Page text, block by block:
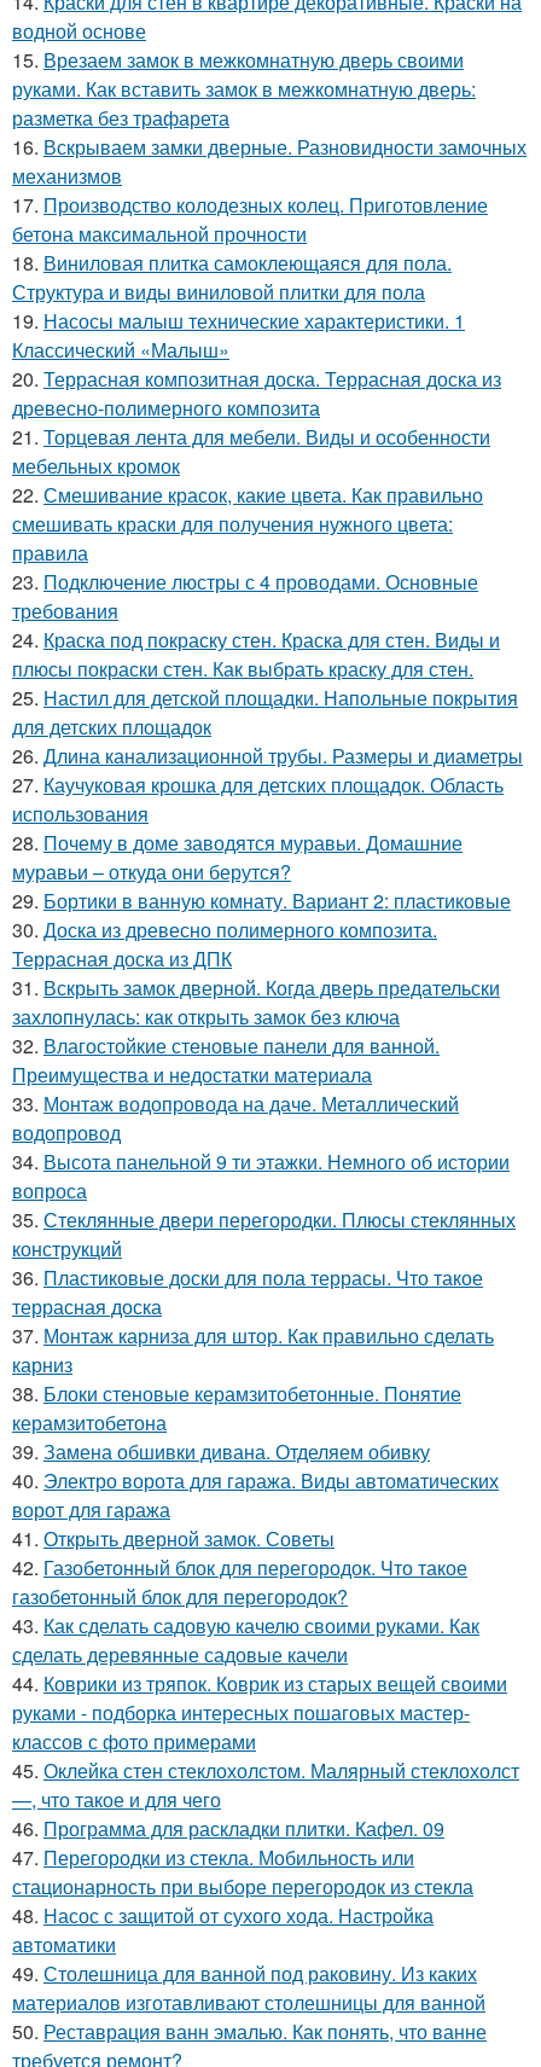
водной основе
15. Врезаем замок в межкомнатную дверь своими
руками. Как вставить замок в межкомнатную дверь:
разметка без трафарета
16. Вскрываем замки дверные. Разновидности замочных
механизмов
17. Производство колодезных колец. Приготовление
бетона максимальной прочности
18. Виниловая плитка самоклеющаяся для пола.
Структура и виды виниловой плитки для пола
19. Насосы малыш технические характеристики. 1
Классический «Малыш»
20. Террасная композитная доска. Террасная доска из
древесно-полимерного композита
21. Торцевая лента для мебели. Виды и особенности
мебельных кромок
22. Смешивание красок, какие цвета. Как правильно
смешивать краски для получения нужного цвета:
правила
23. Подключение люстры с 4 проводами. Основные
требования
24. Краска под покраску стен. Краска для стен. Виды и
плюсы покраски стен. Как выбрать краску для стен.
25. Настил для детской площадки. Напольные покрытия
для детских площадок
26. Длина канализационной трубы. Размеры и диаметры
27. Каучуковая крошка для детских площадок. Область
использования
28. Почему в доме заводятся муравьи. Домашние
муравьи – откуда они берутся?
29. Бортики в ванную комнату. Вариант 2: пластиковые
30. Доска из древесно полимерного композита.
Террасная доска из ДПК
31. Вскрыть замок дверной. Когда дверь предательски
захлопнулась: как открыть замок без ключа
32. Влагостойкие стеновые панели для ванной.
Преимущества и недостатки материала
33. Монтаж водопровода на даче. Металлический
водопровод
34. Высота панельной 9 ти этажки. Немного об истории
вопроса
35. Стеклянные двери перегородки. Плюсы стеклянных
конструкций
36. Пластиковые доски для пола террасы. Что такое
террасная доска
37. Монтаж карниза для штор. Как правильно сделать
карниз
38. Блоки стеновые керамзитобетонные. Понятие
керамзитобетона
39. Замена обшивки дивана. Отделяем обивку
40. Электро ворота для гаража. Виды автоматических
ворот для гаража
41. Открыть дверной замок. Советы
42. Газобетонный блок для перегородок. Что такое
газобетонный блок для перегородок?
43. Как сделать садовую качелю своими руками. Как
сделать деревянные садовые качели
44. Коврики из тряпок. Коврик из старых вещей своими
руками - подборка интересных пошаговых мастер-
классов с фото примерами
45. Оклейка стен стеклохолстом. Малярный стеклохолст
—, что такое и для чего
46. Программа для раскладки плитки. Кафел. 09
47. Перегородки из стекла. Мобильность или
стационарность при выборе перегородок из стекла
48. Насос с защитой от сухого хода. Настройка
автоматики
49. Столешница для ванной под раковину. Из каких
материалов изготавливают столешницы для ванной
50. Реставрация ванн эмалью. Как понять, что ванне
требуется ремонт?